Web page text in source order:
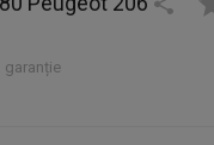
garanție